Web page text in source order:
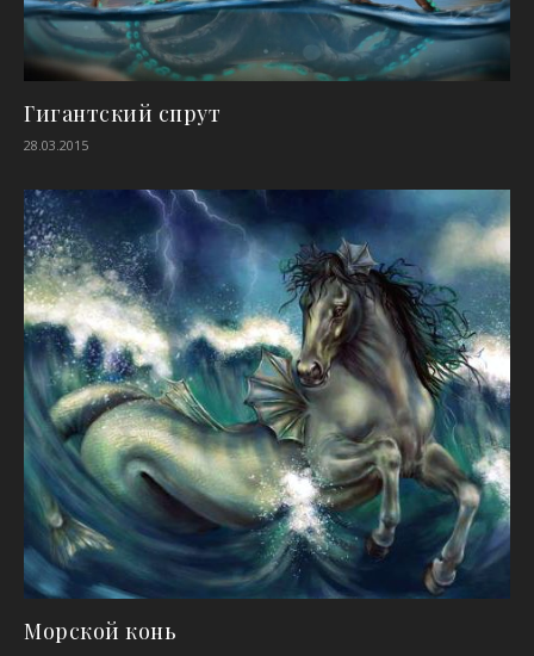
Гигантский спрут
28.03.2015
Морской конь